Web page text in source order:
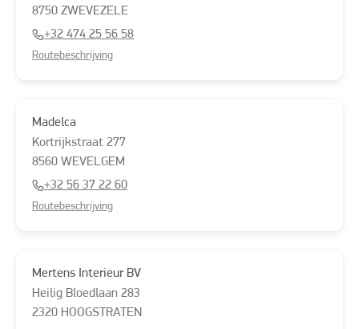
8750 ZWEVEZELE
+32 474 25 56 58
Routebeschrijving
Madelca
Kortrijkstraat 277
8560 WEVELGEM
+32 56 37 22 60
Routebeschrijving
Mertens Interieur BV
Heilig Bloedlaan 283
2320 HOOGSTRATEN